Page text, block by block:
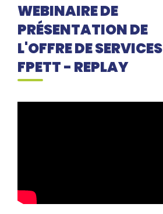
WEBINAIRE DE
PRÉSENTATION DE
L'OFFRE DE SERVICES
FPETT - REPLAY